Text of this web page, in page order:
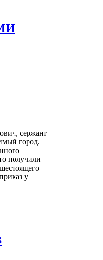
сержант
город.
получили
у